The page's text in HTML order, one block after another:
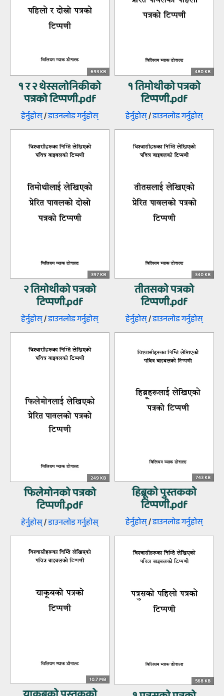
693 KB
१ र २ थेस्सलोनिकीको
पत्रको टिप्पणी.pdf
हेर्नुहोस्‌/डाउनलोड गर्नुहोस्‌
480 KB
१ तिमोथीको पत्रको
टिप्पणी.pdf
हेर्नुहोस्‌/डाउनलोड गर्नुहोस्‌
397 KB
२ तिमोथीको पत्रको
टिप्पणी.pdf
हेर्नुहोस्‌/डाउनलोड गर्नुहोस्‌
340 KB
तीतसको पत्रको
टिप्पणी.pdf
हेर्नुहोस्‌/डाउनलोड गर्नुहोस्‌
249 KB
फिलेमोनको पत्रको
टिप्पणी.pdf
हेर्नुहोस्‌/डाउनलोड गर्नुहोस्‌
743 KB
हिब्रूको पुस्तकको
टिप्पणी.pdf
हेर्नुहोस्‌/डाउनलोड गर्नुहोस्‌
10.7 MB 568 KB